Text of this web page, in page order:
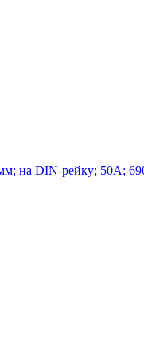
на DIN-рейку; 50А;